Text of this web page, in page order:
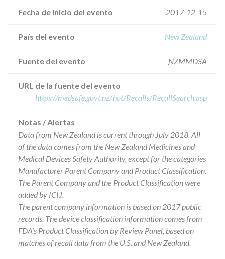
Fecha de inicio del evento 2017-12-15
País del evento New Zealand
Fuente del evento NZMMDSA
URL de la fuente del evento
https://medsafe.govt.nz/hot/Recalls/RecallSearch.asp
Notas / Alertas
Data from New Zealand is current through July 2018. All
of the data comes from the New Zealand Medicines and
Medical Devices Safety Authority, except for the categories
Manufacturer Parent Company and Product Classification.
The Parent Company and the Product Classification were
added by ICIJ.
The parent company information is based on 2017 public
records. The device classification information comes from
FDA’s Product Classification by Review Panel, based on
matches of recall data from the U.S. and New Zealand.